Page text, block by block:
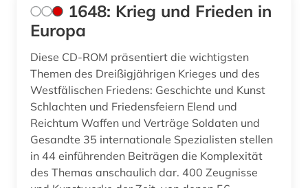
architekturgeschichte (1)
archiv (60)
archival documents (1)
archivalien (5)
archivbestand (3)
archive (1)
archivmaterial (1)
1648: Krieg und Frieden in
Europa
Diese CD-ROM präsentiert die wichtigsten
Themen des Dreißigjährigen Krieges und des
Westfälischen Friedens: Geschichte und Kunst
Schlachten und Friedensfeiern Elend und
Reichtum Waffen und Verträge Soldaten und
Gesandte 35 internationale Spezialisten stellen
in 44 einführenden Beiträgen die Komplexität
des Themas anschaulich dar. 400 Zeugnisse